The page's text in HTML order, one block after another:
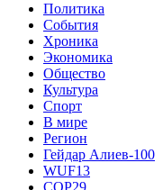
Политика
События
Хроника
Экономика
Общество
Культура
Спорт
В мире
Регион
Гейдар Алиев-100
WUF13
COP29